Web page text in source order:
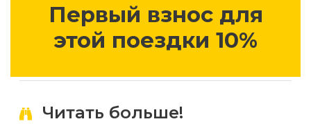
Первый взнос для
этой поездки 10%
Читать больше!